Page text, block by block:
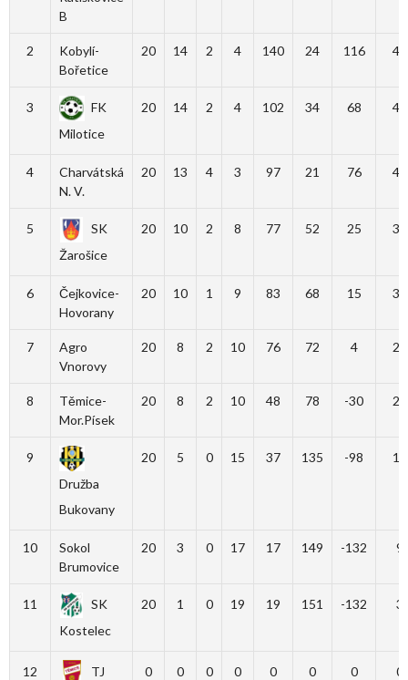
B
2
Kobylí-
Bořetice
20 14 2 4 140 24 116 44
3
FK
Milotice
20 14 2 4 102 34 68 44
4
Charvátská
N. V.
20 13 4 3 97 21 76 43
5
SK
Žarošice
20 10 2 8 77 52 25 32
6
Čejkovice-
Hovorany
20 10 1 9 83 68 15 31
7
Agro
Vnorovy
20 8 2 10 76 72 4 26
8
Těmice-
Mor.Písek
20 8 2 10 48 78 -30 26
9
Družba
Bukovany
20 5 0 15 37 135 -98 15
10
Sokol
Brumovice
20 3 0 17 17 149 -132 9
11
SK
Kostelec
20 1 0 19 19 151 -132 3
12
TJ
0 0 0 0 0 0 0 0